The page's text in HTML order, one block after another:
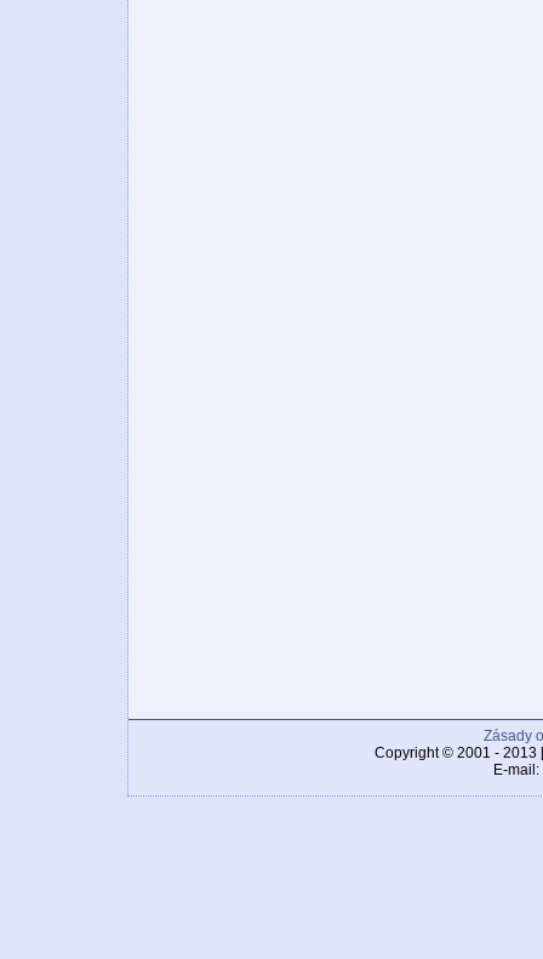
Zásady
Copyright © 2001 - 2013
E-mail: